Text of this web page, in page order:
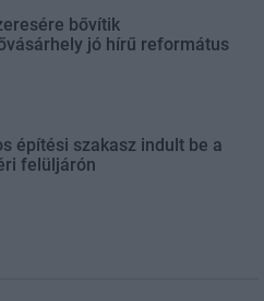
bővítik
jó hírű református
építési szakasz indult be a
felüljárón